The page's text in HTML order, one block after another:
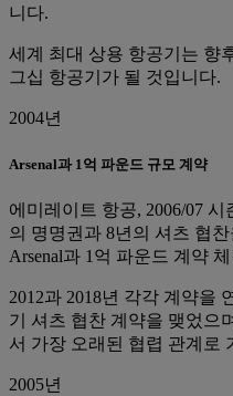
니다.
세계 최대 상용 항공기는 향
그십 항공기가 될 것입니다.
2004년
Arsenal과 1억 파운드 규모 계약
에미레이트 항공, 2006/07
의 명명권과 8년의 셔츠 협
Arsenal과 1억 파운드 계약
2012과 2018년 각각 계약을
기 셔츠 협찬 계약을 맺었으
서 가장 오래된 협렵 관계로
2005년